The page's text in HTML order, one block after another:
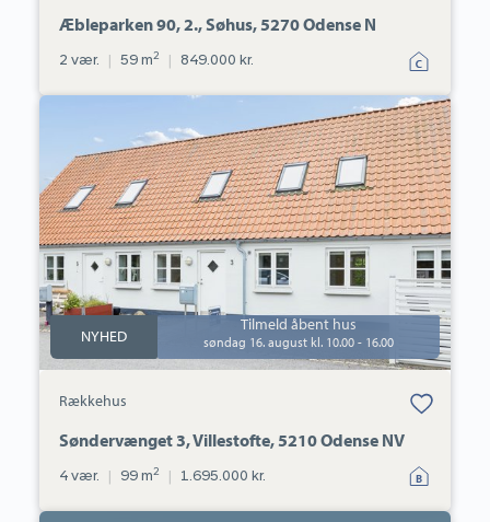
Æbleparken 90, 2., Søhus, 5270 Odense N
2 vær. | 59 m2 | 849.000 kr.
Søndervænget
Villestofte,
5210
Odense
NV
NYHED
Tilmeld åbent hus
søndag 16. august kl. 10.00 - 16.00
Rækkehus
Bolig er gemt
under dine
Søndervænget 3, Villestofte, 5210 Odense NV
4 vær. | 99 m2 | 1.695.000 kr.